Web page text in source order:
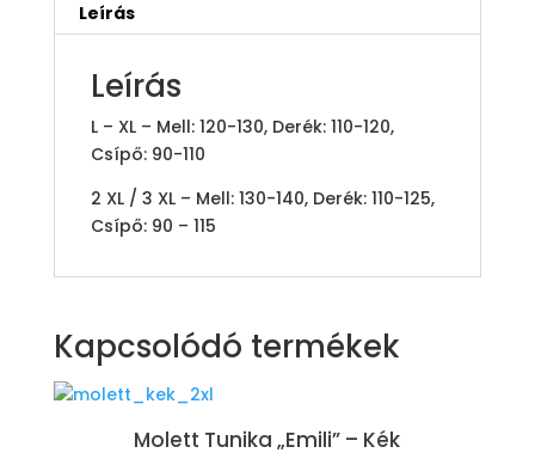
Leírás
Leírás
L – XL – Mell: 120-130, Derék: 110-120,
Csípő: 90-110
2 XL / 3 XL – Mell: 130-140, Derék: 110-125,
Csípő: 90 – 115
Kapcsolódó termékek
Molett Tunika „Emili” – Kék